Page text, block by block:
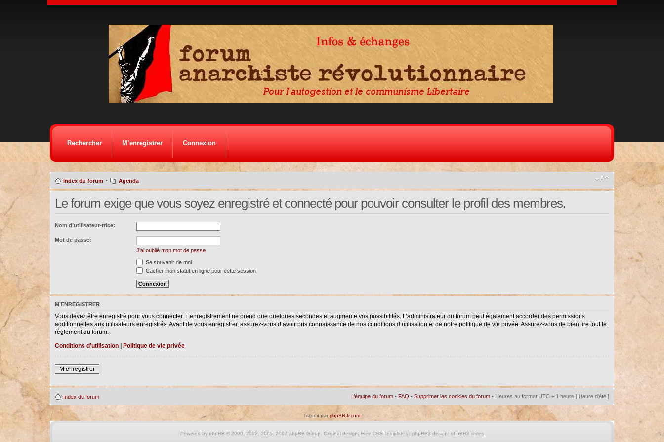
Rechercher M’enregistrer Connexion
Index du forum • Agenda
Le forum exige que vous soyez enregistré et connecté pour pouvoir consulter le profil des membres.
Nom d’utilisateur-trice:
Mot de passe:
J’ai oublié mon mot de passe
Se souvenir de moi
Cacher mon statut en ligne pour cette session
M’ENREGISTRER
Vous devez être enregistré pour vous connecter. L’enregistrement ne prend que quelques secondes et augmente vos possibilités. L’administrateur du forum peut également accorder des permissions
additionnelles aux utilisateurs enregistrés. Avant de vous enregistrer, assurez-vous d’avoir pris connaissance de nos conditions d’utilisation et de notre politique de vie privée. Assurez-vous de bien lire tout le
règlement du forum.
Conditions d’utilisation| Politique de vie privée
M’enregistrer
Index du forum L’équipe du forum • FAQ •Supprimer les cookies du forum • Heures au format UTC + 1 heure [ Heure d’été ]
Traduit parphpBB-fr.com
Powered by phpBB © 2000, 2002, 2005, 2007 phpBB Group. Original design: Free CSS Templates| phpBB3 design: phpBB3 styles